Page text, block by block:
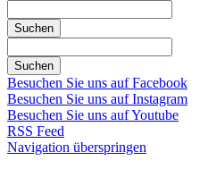
Suchen
Suchen
Besuchen Sie uns auf Facebook
Besuchen Sie uns auf Instagram
Besuchen Sie uns auf Youtube
RSS Feed
Navigation überspringen